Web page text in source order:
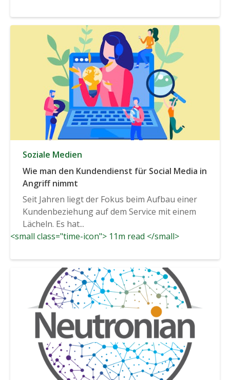
Soziale Medien
Wie man den Kundendienst für Social Media in
Angriff nimmt
Seit Jahren liegt der Fokus beim Aufbau einer
Kundenbeziehung auf dem Service mit einem
Lächeln. Es hat...
<small class="time-icon"> 11m read </small>